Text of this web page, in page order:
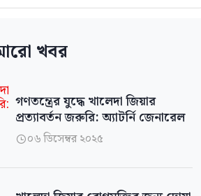
খবর
গণতন্ত্রের যুদ্ধে খালেদা জিয়ার
প্রত্যাবর্তন জরুরি: অ্যাটর্নি জেনারেল
০৬ ডিসেম্বর ২০২৫